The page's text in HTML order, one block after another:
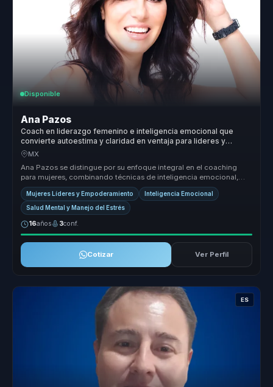
Disponible
Ana Pazos
Coach en liderazgo femenino e inteligencia emocional que
convierte autoestima y claridad en ventaja para lideres y
equipos.
MX
Ana Pazos se distingue por su enfoque integral en el coaching
para mujeres, combinando técnicas de inteligencia emocional,
mindfulness y ...
Mujeres Líderes y Empoderamiento Inteligencia Emocional
Salud Mental y Manejo del Estrés
16años 3conf.
Cotizar Ver Perfil
ES